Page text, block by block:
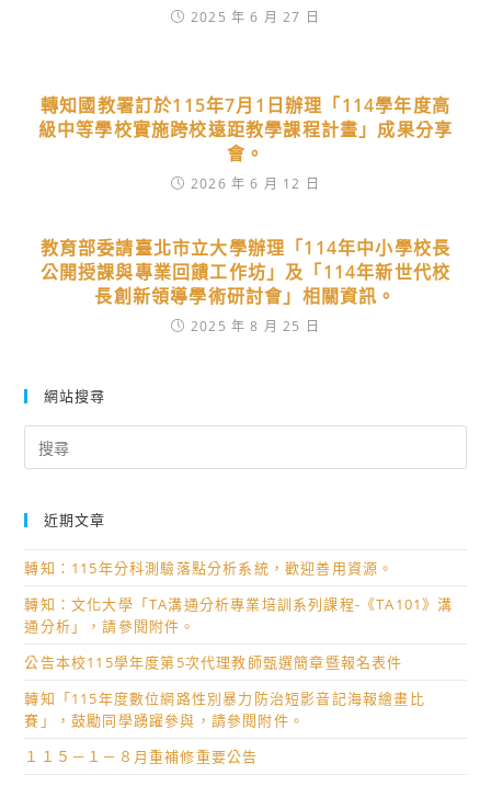
2025 年 6 月 27 日
轉知國教署訂於115年7月1日辦理「114學年度高
級中等學校實施跨校遠距教學課程計畫」成果分享
會。
2026 年 6 月 12 日
教育部委請臺北市立大學辦理「114年中小學校長
公開授課與專業回饋工作坊」及「114年新世代校
長創新領導學術研討會」相關資訊。
2025 年 8 月 25 日
網站搜尋
for:
近期文章
轉知：115年分科測驗落點分析系統，歡迎善用資源。
轉知：文化大學「TA溝通分析專業培訓系列課程-《TA101》溝
通分析」，請參閱附件。
公告本校115學年度第5次代理教師甄選簡章暨報名表件
轉知「115年度數位網路性別暴力防治短影音記海報繪畫比
賽」，鼓勵同學踴躍參與，請參閱附件。
１１５－１－８月重補修重要公告